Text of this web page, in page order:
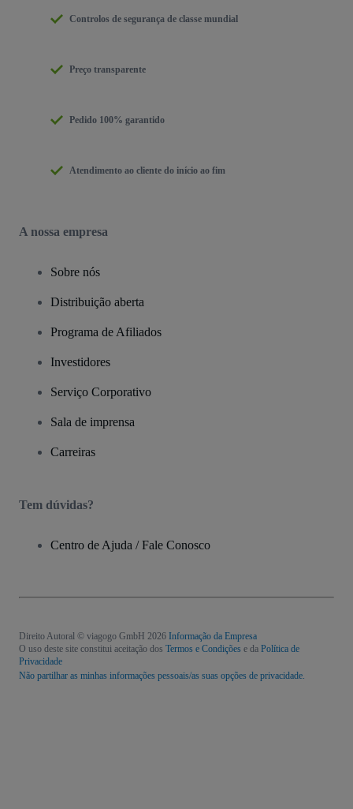
Controlos de segurança de classe mundial
Preço transparente
Pedido 100% garantido
Atendimento ao cliente do início ao fim
A nossa empresa
Sobre nós
Distribuição aberta
Programa de Afiliados
Investidores
Serviço Corporativo
Sala de imprensa
Carreiras
Tem dúvidas?
Centro de Ajuda / Fale Conosco
Direito Autoral © viagogo GmbH 2026 Informação da Empresa
O uso deste site constitui aceitação dos Termos e Condições e da Política de
Privacidade
Não partilhar as minhas informações pessoais/as suas opções de privacidade.